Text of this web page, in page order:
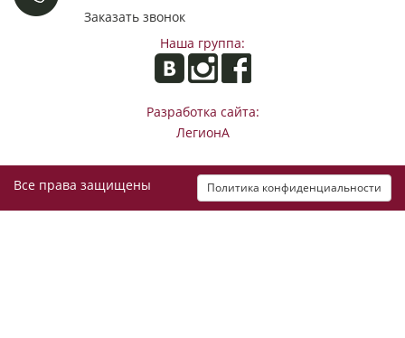
Заказать звонок
Наша группа:
Разработка сайта:
ЛегионА
Все права защищены Политика конфиденциальности